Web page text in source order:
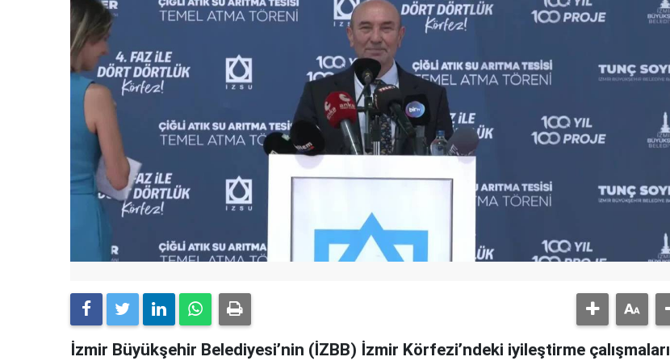
İzmir Büyükşehir Belediyesi’nin (İZBB) İzmir Körfezi’ndeki iyileştirme çalışmaları